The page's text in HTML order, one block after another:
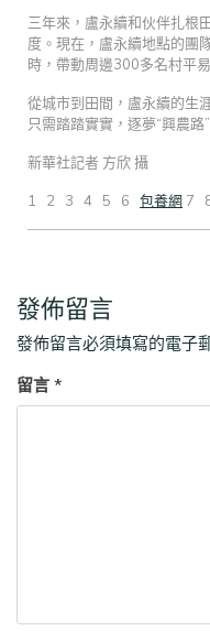
三年來，盧永續和伙伴扎根
度。現在，盧永續地點的團
時，帶動周邊300多名村平
從城市到田間，盧永續的生
只需踏踏實實，逐夢“興農路
新華社記者 方欣 攝
1 2 3 4 5 6 包養網 7
發佈留言
發佈留言必須填寫的電子
留言 *